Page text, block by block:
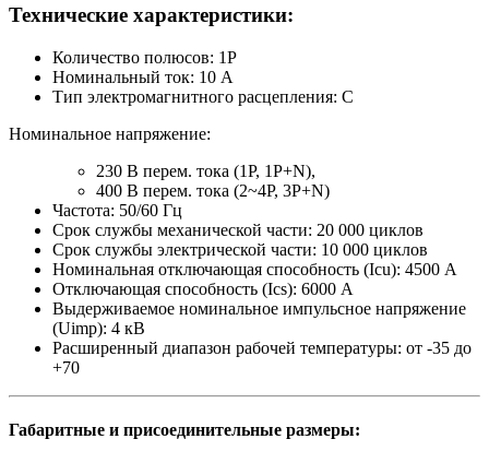
Технические характеристики:
Количество полюсов: 1P
Номинальный ток: 10 A
Тип электромагнитного расцепления: C
Номинальное напряжение:
230 В перем. тока (1P, 1P+N),
400 В перем. тока (2~4P, 3P+N)
Частота: 50/60 Гц
Срок службы механической части: 20 000 циклов
Срок службы электрической части: 10 000 циклов
Номинальная отключающая способность (Icu): 4500 А
Отключающая способность (Ics): 6000 A
Выдерживаемое номинальное импульсное напряжение
(Uimp): 4 кВ
Расширенный диапазон рабочей температуры: от -35 до
+70
Габаритные и присоединительные размеры: